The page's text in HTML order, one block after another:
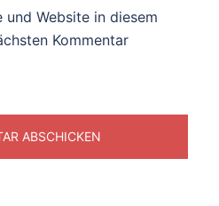
und Website in diesem
Kommentar